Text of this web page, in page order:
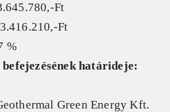
Ft
Ft
%
határideje:
Green Energy Kft.